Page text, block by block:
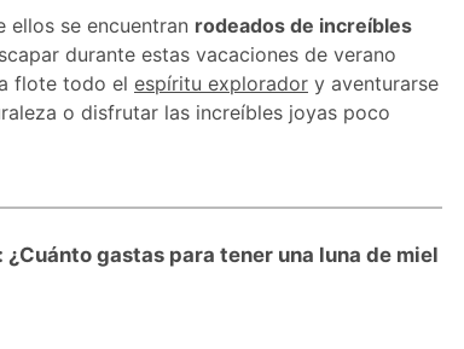
ellos se encuentran rodeados de increíbles
durante estas vacaciones de verano
flote todo el espíritu explorador y aventurarse
o disfrutar las increíbles joyas poco
gastas para tener una luna de miel